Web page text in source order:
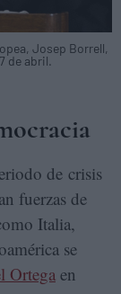
Josep Borrell,
de abril.
de crisis
fuerzas de
Italia,
se
Ortega en